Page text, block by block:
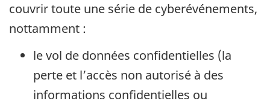
couvrir toute une série de cyberévénements,
nottamment :
le vol de données confidentielles (la
perte et l’accès non autorisé à des
informations confidentielles ou